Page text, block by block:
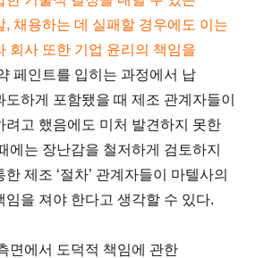
, 채용하는 데 실패할 경우에도 이는
회사 또한 기업 윤리의 책임을
페인트를 입히는 과정에서 납
하게 포함됐을 때 제조 관계자들이
려고 했음에도 미처 발견하지 못한
에는 장난감을 철저하게 검토하지
제조 ‘절차’ 관계자들이 마텔사의
임을 져야 한다고 생각할 수 있다.
면에서 도덕적 책임에 관한